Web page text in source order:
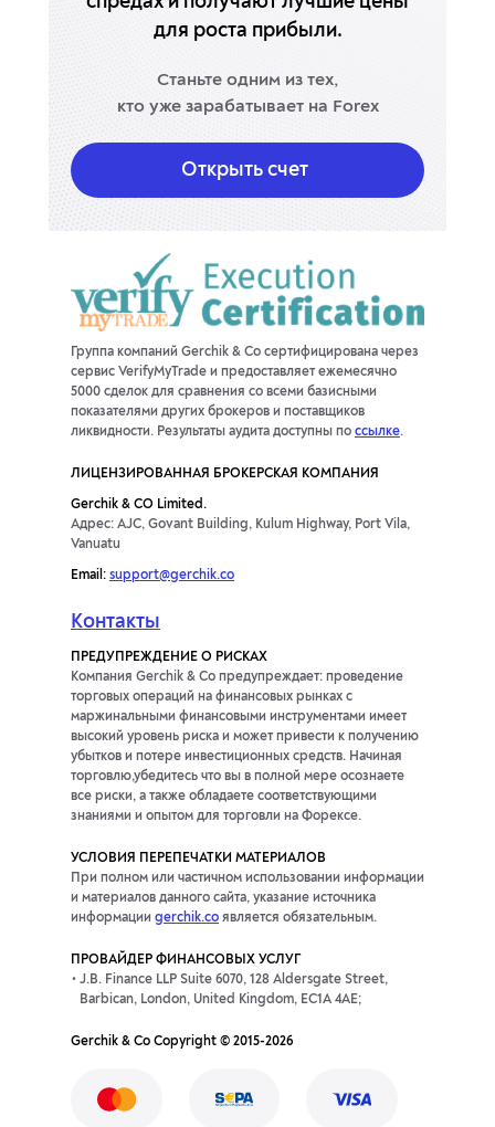
USDPLN -6.04п -5.22п
USDSEK 33.98п -79.91п
-4990.57п
ZARJPY 1.08п -2.16п
AUDCNH
AUDDKK 14.35п -46.26п
AUDPLN
CADZAR 0п
CHFHUF -84.63п 39.16п
AUDZAR 0п
CHFSEK -97.01п 21.65п
CHFZAR 0п 0п
CNHJPY -0.4п -0.88п
EURCNH 1.11п -42.75п
для роста прибыли.
Станьте одним из тех,
кто уже зарабатывает на Forex
Открыть счет
Группа компаний Gerchik & Co сертифицирована через
сервис VerifyMyTrade и предоставляет ежемесячно
5000 сделок для сравнения со всеми базисными
показателями других брокеров и поставщиков
ликвидности. Результаты аудита доступны по ссылке.
ЛИЦЕНЗИРОВАННАЯ БРОКЕРСКАЯ КОМПАНИЯ
Gerchik & CO Limited.
Адрес: AJC, Govant Building, Kulum Highway, Port Vila,
Vanuatu
Email: support@gerchik.co
Контакты
ПРЕДУПРЕЖДЕНИЕ О РИСКАХ
Компания Gerchik & Co предупреждает: проведение
торговых операций на финансовых рынках с
маржинальными финансовыми инструментами имеет
высокий уровень риска и может привести к получению
убытков и потере инвестиционных средств. Начиная
торговлю,убедитесь что вы в полной мере осознаете
все риски, а также обладаете соответствующими
знаниями и опытом для торговли на Форексе.
УСЛОВИЯ ПЕРЕПЕЧАТКИ МАТЕРИАЛОВ
При полном или частичном использовании информации
и материалов данного сайта, указание источника
информации gerchik.co является обязательным.
ПРОВАЙДЕР ФИНАНСОВЫХ УСЛУГ
J.B. Finance LLP Suite 6070, 128 Aldersgate Street,
Barbican, London, United Kingdom, EC1A 4AE;
Gerchik & Co Copyright © 2015-2026